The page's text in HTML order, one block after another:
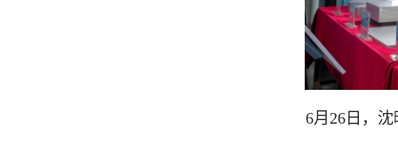
6月26日，